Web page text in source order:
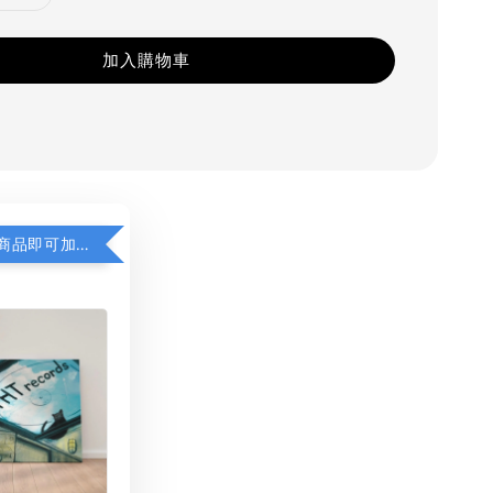
加入購物車
凡購買任一商品即可加購 THT 九週年 同一片天空 無框畫 30 x 30 cm 附掛勾 (黑膠封面大小）